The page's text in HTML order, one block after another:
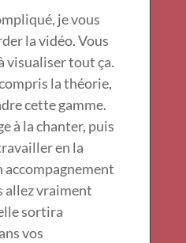
je vous
la vidéo. Vous
visualiser tout ça.
la théorie,
cette gamme.
à la chanter, puis
en la
accompagnement
allez vraiment
sortira
vos